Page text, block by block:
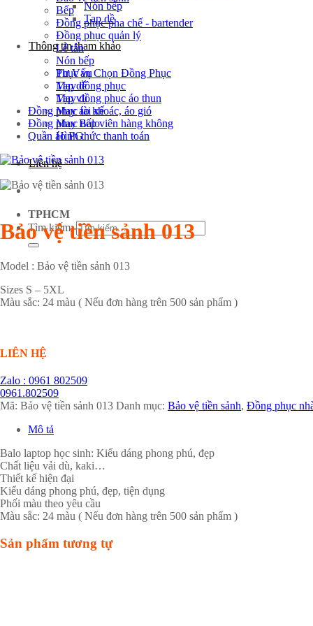
Nón bếp
Tạp dề
Thông tin tham khảo
Tư Vấn Chọn Đồng Phục
May đồng phục
May đồng phục áo thun
May áo khoác, áo gió
May Balo
Hình thức thanh toán
Liên hệ
TPHCM
Tìm kiếm:
Bếp
Đồng phục pha chế - bartender
Đồng phục quản lý
Lễ tân
Nón bếp
Phục vụ
Tạp dề
Tạp vụ
Đồng phục tài xế
Đồng phục tiếp viên hàng không
Quần áo PG
Bảo vệ tiền sảnh 013
Model : Bảo vệ tiền sảnh 013
Sizes S – 5XL
Màu sắc: 24 màu ( Nếu đơn hàng trên 500 sản phẩm )
LIÊN HỆ
Zalo : 0961 802509
0961.802509
Mã: Bảo vệ tiền sảnh 013 Danh mục: Bảo vệ tiền sảnh, Đồng phục
Mô tả
Balo laptop học sinh: Kiểu dáng phong phú, đẹp
Chất liệu vải dù, kaki…
Thiết kế hiện đại
Kiểu dáng phong phú, đẹp, tiện dụng
Phối màu theo yêu cầu
Màu sắc: 24 màu ( Nếu đơn hàng trên 500 sản phẩm )
Sản phẩm tương tự